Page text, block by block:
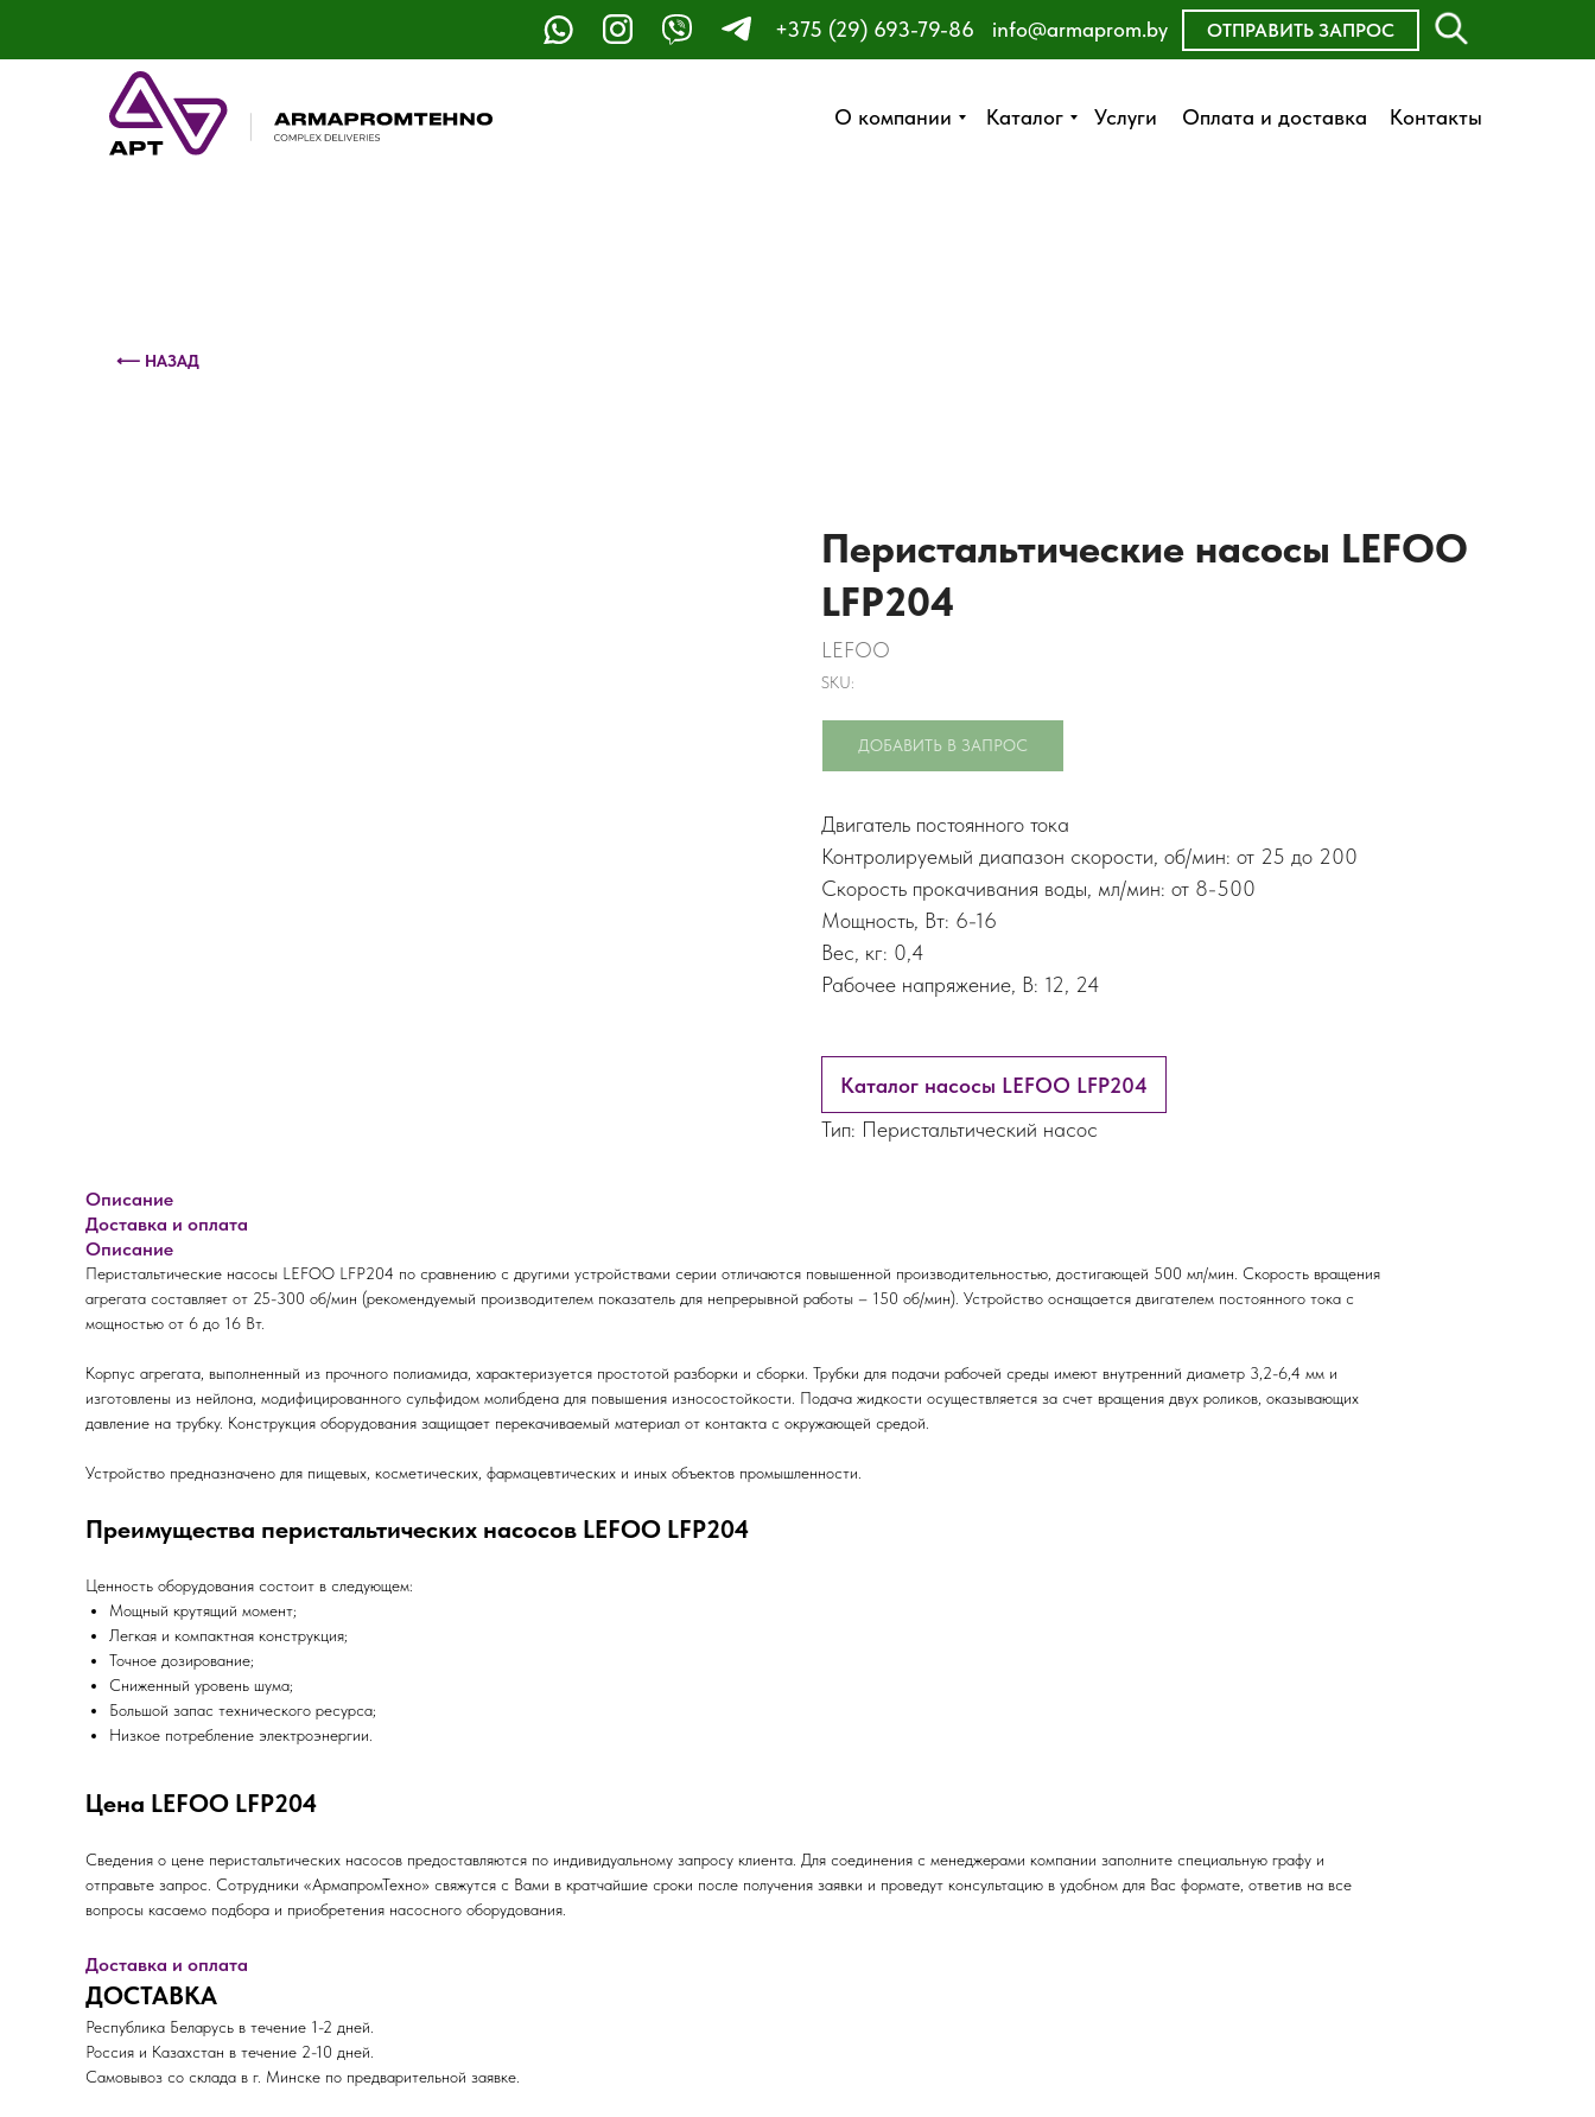
О компании Каталог Услуги Оплата и доставка Контакты
+375 (29) 693-79-86 ОТПРАВИТЬ ЗАПРОС
info@armaprom.by
О компании Каталог Услуги Оплата и доставка Контакты
ОСТАВИТЬ ЗАЯВКУ
ЗАКАЗАТЬ ЗВОНОК
⟵ НАЗАД
Перистальтические насосы LEFOO
LFP204
LEFOO
SKU:
ДОБАВИТЬ В ЗАПРОС
Двигатель постоянного тока
Контролируемый диапазон скорости, об/мин: от 25 до 200
Скорость прокачивания воды, мл/мин: от 8-500
Мощность, Вт: 6-16
Вес, кг: 0,4
Рабочее напряжение, В: 12, 24
Каталог насосы LEFOO LFP204
Тип: Перистальтический насос
Описание
Доставка и оплата
Описание
Перистальтические насосы LEFOO LFP204 по сравнению с другими устройствами серии отличаются повышенной производительностью, достигающей 500 мл/мин. Скорость вращения
агрегата составляет от 25-300 об/мин (рекомендуемый производителем показатель для непрерывной работы – 150 об/мин). Устройство оснащается двигателем постоянного тока с
мощностью от 6 до 16 Вт.
Корпус агрегата, выполненный из прочного полиамида, характеризуется простотой разборки и сборки. Трубки для подачи рабочей среды имеют внутренний диаметр 3,2-6,4 мм и
изготовлены из нейлона, модифицированного сульфидом молибдена для повышения износостойкости. Подача жидкости осуществляется за счет вращения двух роликов, оказывающих
давление на трубку. Конструкция оборудования защищает перекачиваемый материал от контакта с окружающей средой.
Устройство предназначено для пищевых, косметических, фармацевтических и иных объектов промышленности.
Преимущества перистальтических насосов LEFOO LFP204
Ценность оборудования состоит в следующем:
Мощный крутящий момент;
Легкая и компактная конструкция;
Точное дозирование;
Сниженный уровень шума;
Большой запас технического ресурса;
Низкое потребление электроэнергии.
Цена LEFOO LFP204
Сведения о цене перистальтических насосов предоставляются по индивидуальному запросу клиента. Для соединения с менеджерами компании заполните специальную графу и
отправьте запрос. Сотрудники «АрмапромТехно» свяжутся с Вами в кратчайшие сроки после получения заявки и проведут консультацию в удобном для Вас формате, ответив на все
вопросы касаемо подбора и приобретения насосного оборудования.
Доставка и оплата
ДОСТАВКА
Республика Беларусь в течение 1-2 дней.
Россия и Казахстан в течение 2-10 дней.
Самовывоз со склада в г. Минске по предварительной заявке.